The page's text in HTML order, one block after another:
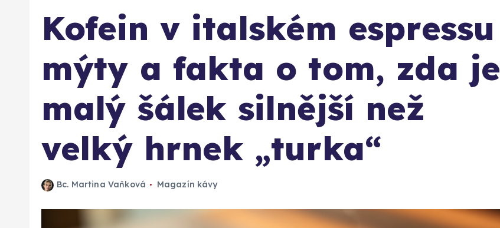
Kofein v italském espressu
mýty a fakta o tom, zda je
malý šálek silnější než
velký hrnek „turka“
Bc. Martina Vaňková Magazín kávy